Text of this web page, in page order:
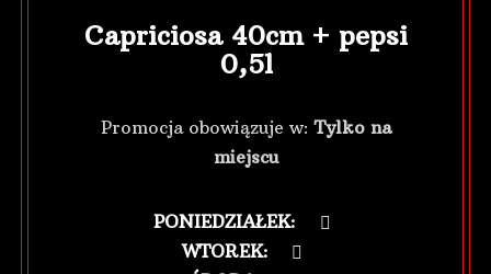
Capriciosa 40cm + pepsi
0,5l
Promocja obowiązuje w:Tylko na
miejscu
PONIEDZIAŁEK:
WTOREK: